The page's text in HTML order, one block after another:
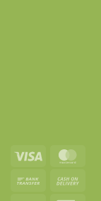
Visa
Bank